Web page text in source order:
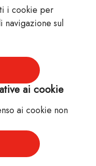
i cookie per
navigazione sul
ai cookie
ai cookie non